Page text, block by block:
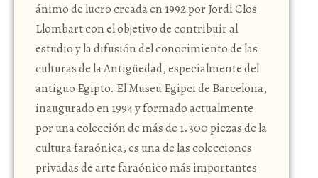
ánimo de lucro creada en 1992 por Jordi Clos
Llombart con el objetivo de contribuir al
estudio y la difusión del conocimiento de las
culturas de la Antigüedad, especialmente del
antiguo Egipto. El Museu Egipci de Barcelona,
inaugurado en 1994 y formado actualmente
por una colección de más de 1.300 piezas de la
cultura faraónica, es una de las colecciones
privadas de arte faraónico más importantes